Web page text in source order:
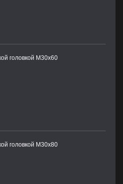
головкой М30х60
головкой М30х80